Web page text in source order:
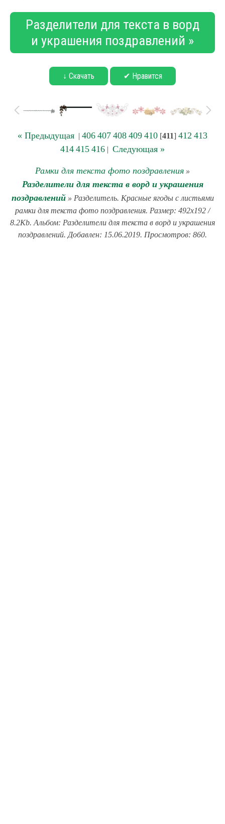
Разделители для текста в ворд
и украшения поздравлений »
↓ Скачать ✔ Нравится
« Предыдущая | 406 407 408 409 410 [411] 412 413
414 415 416 | Следующая »
Рамки для текста фото поздравления »
Разделители для текста в ворд и украшения
поздравлений» Разделитель. Красные ягоды с листьями
рамки для текста фото поздравления. Размер: 492x192 /
8.2Kb. Альбом: Разделители для текста в ворд и украшения
поздравлений. Добавлен: 15.06.2019. Просмотров: 860.